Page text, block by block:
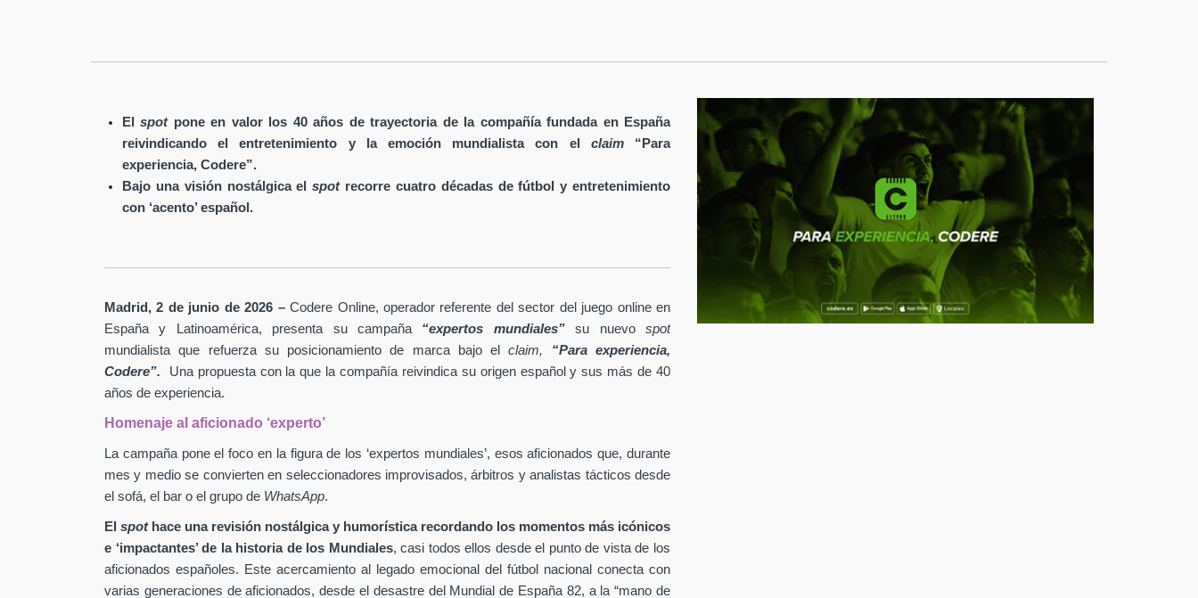
Elspot pone en valor los 40 años de trayectoria de la compañía fundada en España
reivindicando el entretenimiento y la emoción mundialista con el claim“Para
experiencia, Codere”.
Bajo una visión nostálgica elspotrecorre cuatro décadas de fútbol y entretenimiento
con ‘acento’ español.
Madrid, 2 de junio de 2026 –Codere Online, operador referente del sector del juego online en
España y Latinoamérica, presenta su campaña
“expertos mundiales”su nuevospot
mundialista que refuerza su posicionamiento de marca bajo elclaim,
“Para experiencia,
Codere”.
Una propuesta con la que la compañía reivindica su origen español y sus más de 40
años de experiencia.
Homenaje al aficionado ‘experto’
La campaña pone el foco en la figura de los ‘expertos mundiales’, esos aficionados que, durante
mes y medio se convierten en seleccionadores improvisados, árbitros y analistas tácticos desde
el sofá, el bar o el grupo de WhatsApp.
El spothace una revisión nostálgica y humorística recordando los momentos más icónicos
e ‘impactantes’ de la historia de los Mundiales, casi todos ellos desde el punto de vista de los
aficionados españoles. Este acercamiento al legado emocional del fútbol nacional conecta con
varias generaciones de aficionados, desde el desastre del Mundial de España 82, a la “mano de